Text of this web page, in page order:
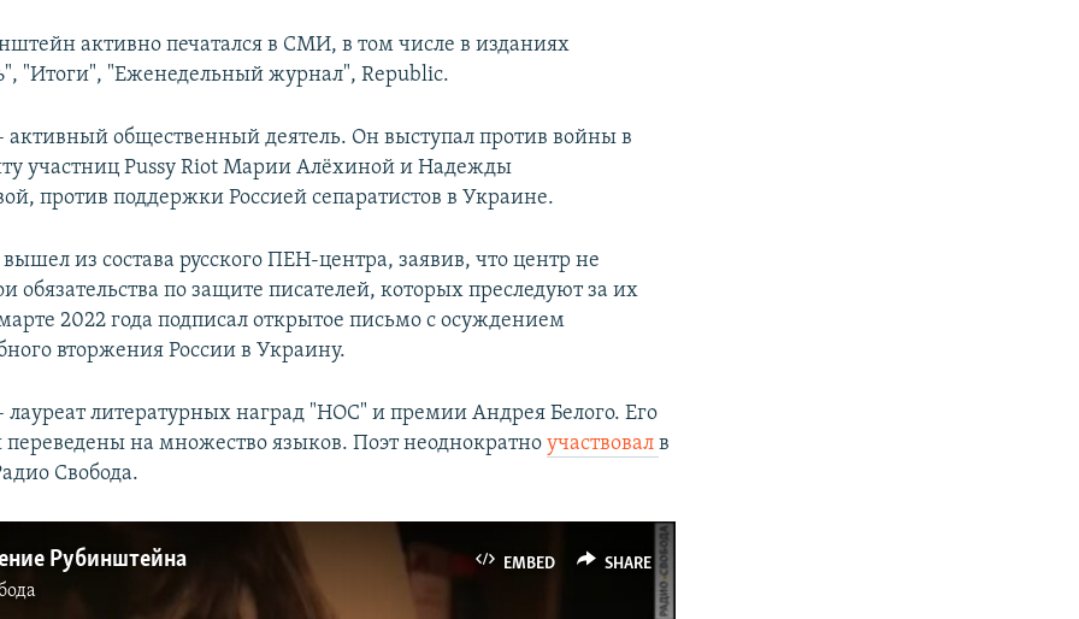
активно печатался в СМИ, в том числе в изданиях
"Итоги", "Еженедельный журнал", Republic.
общественный деятель. Он выступал против войны в
участниц Pussy Riot Марии Алёхиной и Надежды
против поддержки Россией сепаратистов в Украине.
вышел из состава русского ПЕН-центра, заявив, что центр не
обязательства по защите писателей, которых преследуют за их
2022 года подписал открытое письмо с осуждением
вторжения России в Украину.
литературных наград "НОС" и премии Андрея Белого. Его
переведены на множество языков. Поэт неоднократноучаствовалв
Свобода.
EMBED SHARE
Рубинштейна